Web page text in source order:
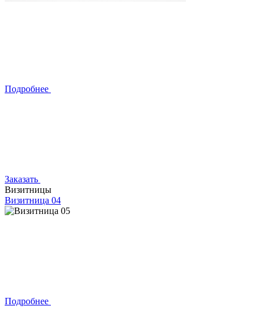
Подробнее
Заказать
Визитницы
Визитница 04
Подробнее